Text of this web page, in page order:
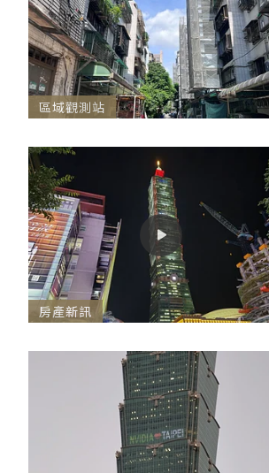
區域觀測站
房產新訊